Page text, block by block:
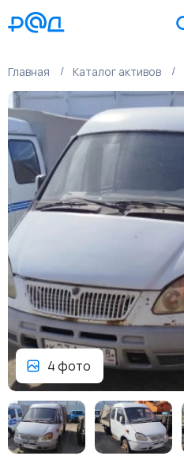
Главная Каталог активов
4 фото